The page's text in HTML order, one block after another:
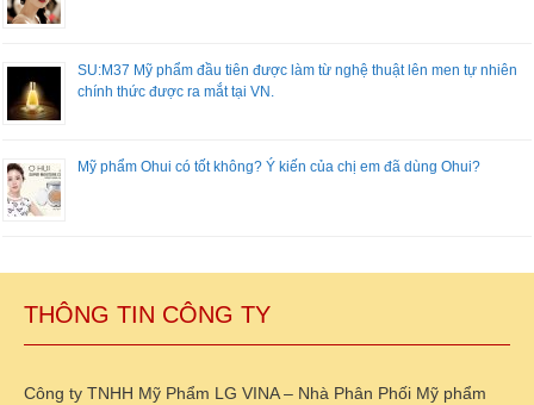
SU:M37 Mỹ phẩm đầu tiên được làm từ nghệ thuật lên men tự nhiên
chính thức được ra mắt tại VN.
Mỹ phẩm Ohui có tốt không? Ý kiến của chị em đã dùng Ohui?
THÔNG TIN CÔNG TY
Công ty TNHH Mỹ Phẩm LG VINA – Nhà Phân Phối Mỹ phẩm